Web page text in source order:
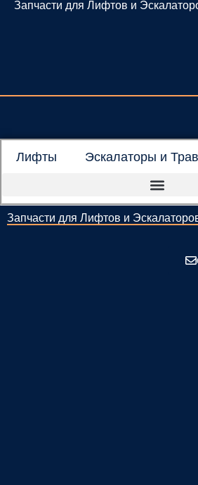
Перейти
Запчасти для Лифтов и
Лифты Эскалаторы и
Запчасти для Лифтов и